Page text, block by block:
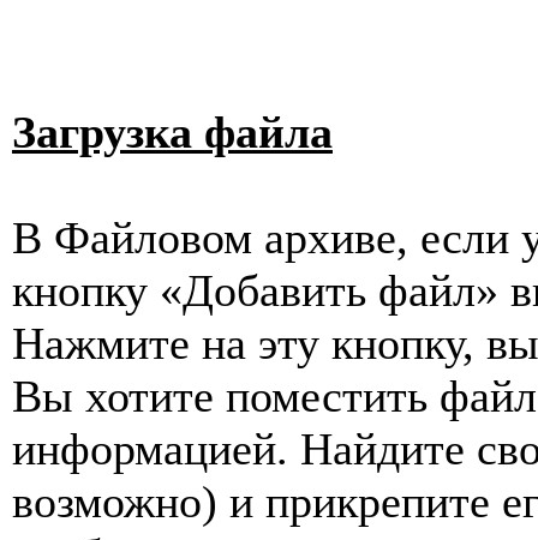
Загрузка файла
В Файловом архиве, если
кнопку «Добавить файл»
Нажмите на эту кнопку,
Вы хотите поместить
информацией. Найдите
возможно) и прикрепите